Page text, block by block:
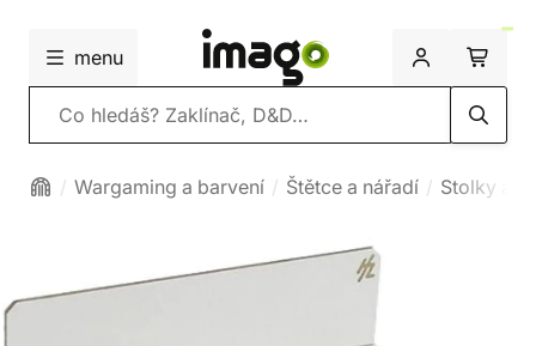
menu
Vyhledávání
Wargaming a barvení Štětce a nářadí Stolky a